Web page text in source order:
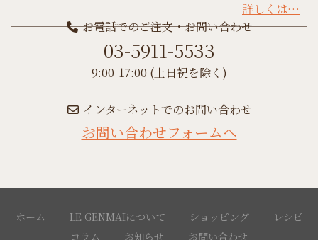
詳しくは…
お電話でのご注文・お問い合わせ
03-5911-5533
9:00-17:00 (土日祝を除く)
インターネットでのお問い合わせ
お問い合わせフォームへ
ホーム LE GENMAIについて ショッピング
レシピ
コラム
お知らせ お問い合わせ